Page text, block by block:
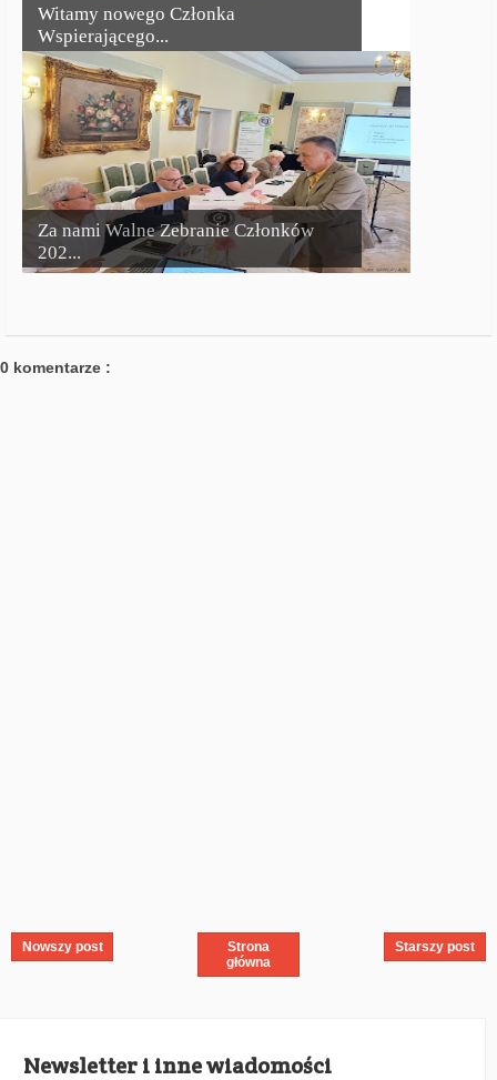
Witamy nowego Członka
Wspierającego...
Za nami Walne Zebranie Członków
202...
0 komentarze :
Nowszy post Starszy post
Strona
główna
Newsletter i inne wiadomości